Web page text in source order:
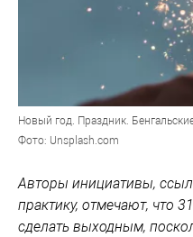
Новый год. Праздник.
Фото: Unsplash.com
Авторы инициативы,
практику, отмечают, что
сделать выходным,